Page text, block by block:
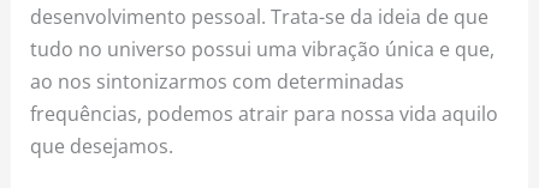
desenvolvimento pessoal. Trata-se da ideia de que
tudo no universo possui uma vibração única e que,
ao nos sintonizarmos com determinadas
frequências, podemos atrair para nossa vida aquilo
que desejamos.